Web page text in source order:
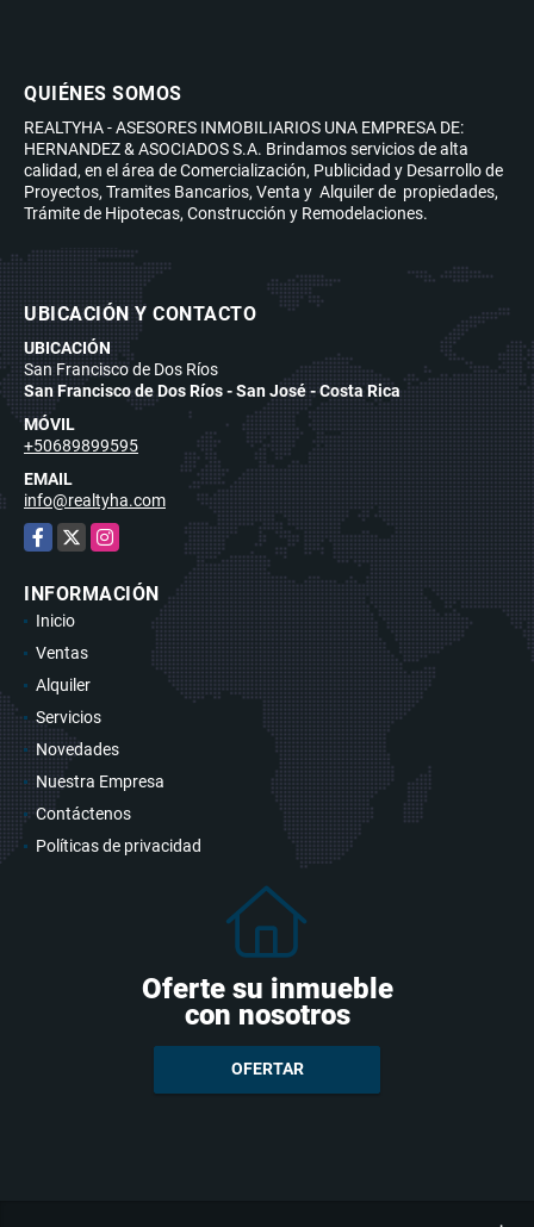
QUIÉNES SOMOS
REALTYHA - ASESORES INMOBILIARIOS UNA EMPRESA DE:
HERNANDEZ & ASOCIADOS S.A. Brindamos servicios de alta
calidad, en el área de Comercialización, Publicidad y Desarrollo de
Proyectos, Tramites Bancarios, Venta y Alquiler de propiedades,
Trámite de Hipotecas, Construcción y Remodelaciones.
UBICACIÓN Y CONTACTO
UBICACIÓN
San Francisco de Dos Ríos
San Francisco de Dos Ríos - San José - Costa Rica
MÓVIL
+50689899595
EMAIL
info@realtyha.com
Facebook
X Instagram
INFORMACIÓN
Inicio
Ventas
Alquiler
Servicios
Novedades
Nuestra Empresa
Contáctenos
Políticas de privacidad
Oferte su inmueble
con nosotros
OFERTAR